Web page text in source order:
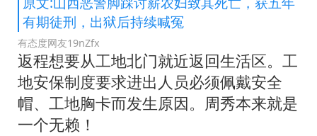
有期徒刑，出狱后持续喊冤
有态度网友19nZfx
返程想要从工地北门就近返回生活区。工
地安保制度要求进出人员必须佩戴安全
帽、工地胸卡而发生原因。周秀本来就是
一个无赖！